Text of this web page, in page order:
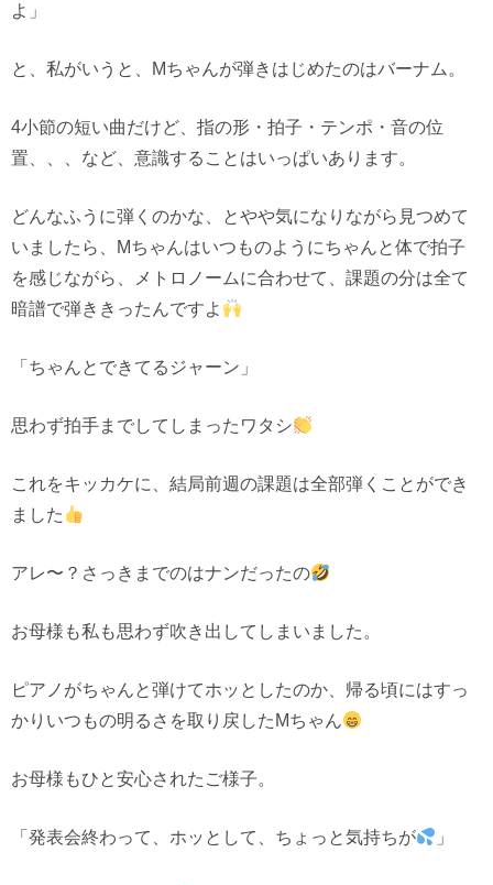
よ」
と、私がいうと、Mちゃんが弾きはじめたのはバーナム。
4小節の短い曲だけど、指の形・拍子・テンポ・音の位
置、、、など、意識することはいっぱいあります。
どんなふうに弾くのかな、とやや気になりながら見つめて
いましたら、Mちゃんはいつものようにちゃんと体で拍子
を感じながら、メトロノームに合わせて、課題の分は全て
暗譜で弾ききったんですよ
「ちゃんとできてるジャーン」
思わず拍手までしてしまったワタシ
これをキッカケに、結局前週の課題は全部弾くことができ
ました
アレ〜？さっきまでのはナンだったの
お母様も私も思わず吹き出してしまいました。
ピアノがちゃんと弾けてホッとしたのか、帰る頃にはすっ
かりいつもの明るさを取り戻したMちゃん
お母様もひと安心されたご様子。
「発表会終わって、ホッとして、ちょっと気持ちが 」